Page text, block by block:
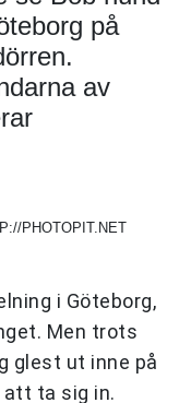
på
av
PHOTOPIT.NET
i Göteborg,
Men trots
glest ut inne på
ta sig in.